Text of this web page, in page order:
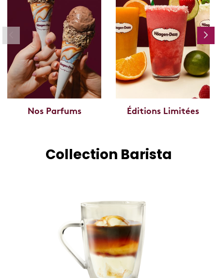
Nos Parfums Éditions Limitées
Collection Barista